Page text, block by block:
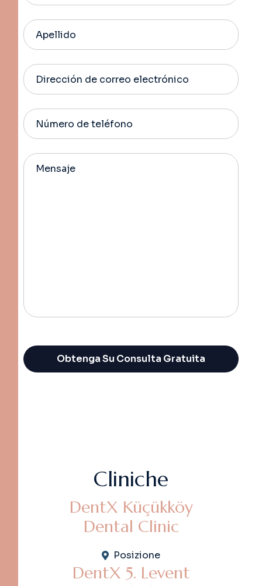
Cliniche
DentX Küçükköy
Dental Clinic
Posizione
DentX 5. Levent